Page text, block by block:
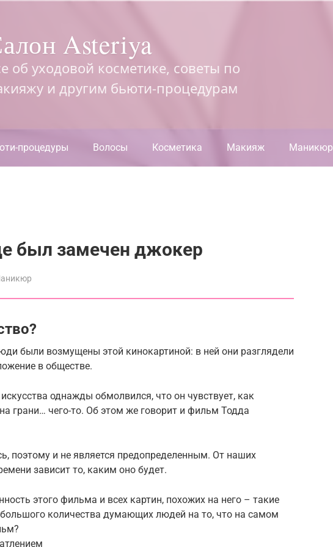
Asteriya
об уходовой косметике, советы по
и другим бьюти-процедурам
процедуры Волосы Косметика Макияж Маникюр
был замечен джокер
были возмущены этой кинокартиной: в ней они разглядели
в обществе.
однажды обмолвился, что он чувствует, как
грани… чего-то. Об этом же говорит и фильм Тодда
поэтому и не является предопределенным. От наших
зависит то, каким оно будет.
этого фильма и всех картин, похожих на него – такие
количества думающих людей на то, что на самом